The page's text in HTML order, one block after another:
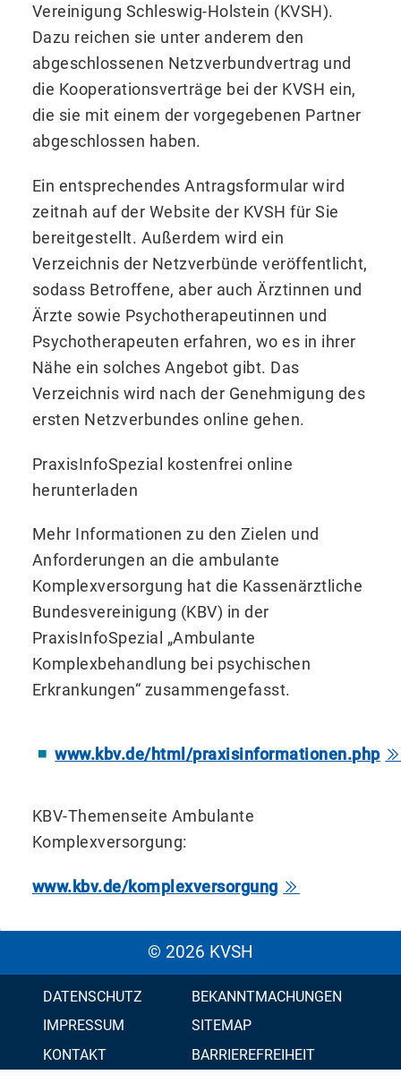
Vereinigung Schleswig-Holstein (KVSH).
Dazu reichen sie unter anderem den
abgeschlossenen Netzverbundvertrag und
die Kooperationsverträge bei der KVSH ein,
die sie mit einem der vorgegebenen Partner
abgeschlossen haben.
Ein entsprechendes Antragsformular wird
zeitnah auf der Website der KVSH für Sie
bereitgestellt. Außerdem wird ein
Verzeichnis der Netzverbünde veröffentlicht,
sodass Betroffene, aber auch Ärztinnen und
Ärzte sowie Psychotherapeutinnen und
Psychotherapeuten erfahren, wo es in ihrer
Nähe ein solches Angebot gibt. Das
Verzeichnis wird nach der Genehmigung des
ersten Netzverbundes online gehen.
PraxisInfoSpezial kostenfrei online
herunterladen
Mehr Informationen zu den Zielen und
Anforderungen an die ambulante
Komplexversorgung hat die Kassenärztliche
Bundesvereinigung (KBV) in der
PraxisInfoSpezial „Ambulante
Komplexbehandlung bei psychischen
Erkrankungen“ zusammengefasst.
www.kbv.de/html/praxisinformationen.php
KBV-Themenseite Ambulante
Komplexversorgung:
www.kbv.de/komplexversorgung
© 2026 KVSH
DATENSCHUTZ
BEKANNTMACHUNGEN
IMPRESSUM
SITEMAP
KONTAKT
BARRIEREFREIHEIT